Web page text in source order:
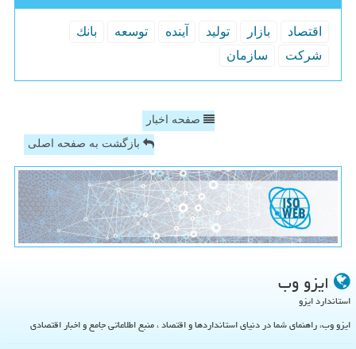
اقتصاد بازار تولید آینده توسعه
بانك
شركت
سازمان
صفحه اخبار
بازگشت به صفحه اصلی
ایزو وب
استاندارد ایزو
ایزو وب، راهنمای شما در دنیای استانداردها و اقتصاد ، منبع اطلاعاتی جامع و اخبار اقتصادی